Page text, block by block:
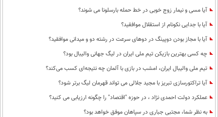
آیا مسی و نیمار زوج خوبی در خط حمله بارسلونا می شوند؟
آیا با جدایی نکونام از استقلال موافقید؟
آیا با مجاز بودن دوپینگ در دوهای سرعت در رشته دو و میدانی موافقید؟
چه کسی بهترین بازیکن تیم ملی ایران در لیگ جهانی والیبال بود؟
تیم ملی والیبال ایران، امشب در بازی با آلمان چه نتیجه‌ای کسب می‌کند؟
آیا تراکتورسازی تبریز با مجید جلالی می تواند قهرمان لیگ برتر شود؟
عملکرد دولت احمدی نژاد ، در حوزه "اقتصاد" را چگونه ارزیابی می کنید؟
به نظر شما، مجتبی جباری در سپاهان موفق خواهد بود؟